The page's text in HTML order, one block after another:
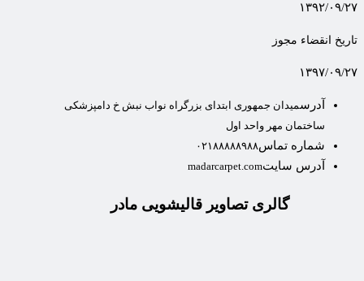
۱۳۹۲/۰۹/۲۷
تاریخ انقضاء مجوز
۱۳۹۷/۰۹/۲۷
آدرسمیدان جمهوری ابتدای بزرگراه نواب نبش خ دامپزشکی
ساختمان مهر واحد اول
شماره تماس۰۲۱۸۸۸۸۸۹۸۸
آدرس سایتmadarcarpet.com
گالری تصاویر قالیشویی مادر